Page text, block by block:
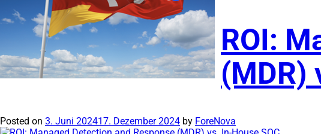
ROI:
(MDR)
Posted on 3. Juni 202417. Dezember 2024 by ForeNova